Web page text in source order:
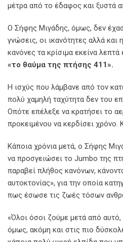
μέτρα από το έδαφος και ξυστά
Ο Σήφης Μιγάδης, όμως, δεν
γνώσεις, οι ικανότητες αλλά και
κανόνες τα κρίσιμα εκείνα λεπτά
«το θαύμα της πτήσης 411».
Η ισχύς που λάμβανε από τον
πολύ χαμηλή ταχύτητα δεν του
Οπότε επέλεξε να κρατήσει το
προκειμένου να κερδίσει χρόνο.
Κάποια χρόνια μετά, ο Σήφης
να προσγειώσει το Jumbo της
παραβεί πλήθος κανόνων,
αυτοκτονίας», για την οποία
πως έσωσε τις ζωές τόσων
«Όλοι όσοι ζούμε μετά από
όμως, ακόμη και στις πιο